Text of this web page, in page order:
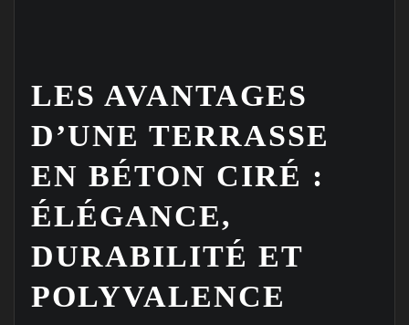
LES AVANTAGES
D’UNE TERRASSE
EN BÉTON CIRÉ :
ÉLÉGANCE,
DURABILITÉ ET
POLYVALENCE